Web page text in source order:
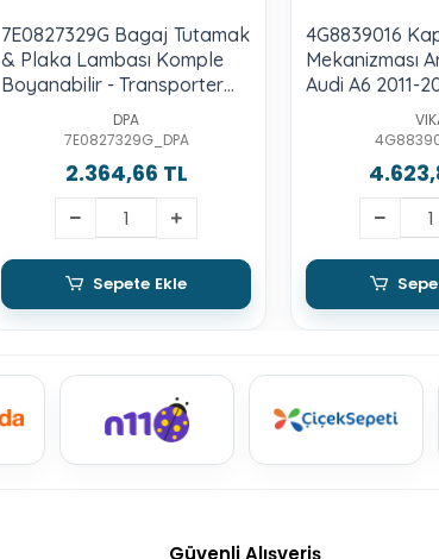
7E0827329G Bagaj Tutamak
& Plaka Lambası Komple
Boyanabilir - Transporter
T5-T6 2004-2015
DPA
7E0827329G_DPA
2.364,66 TL
Sepete Ekle
4G8839016
Mekanizması
Audi A6 2011-
Allroad 2013-
Quattro 2011-
2018 - Rs6-Rs
Güvenli Alışveriş